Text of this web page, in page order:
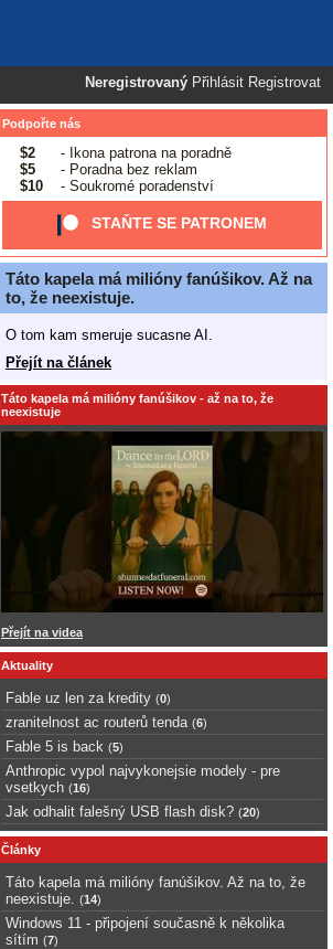
Neregistrovaný Přihlásit Registrovat
Podpořte nás
$2
- Ikona patrona na poradně
$5
- Poradna bez reklam
$10
- Soukromé poradenství
STAŇTE SE PATRONEM
Táto kapela má milióny fanúšikov. Až na
to, že neexistuje.
O tom kam smeruje sucasne AI.
Přejít na článek
Táto kapela má milióny fanúšikov - až na to, že
neexistuje
Přejít na videa
Aktuality
Fable uz len za kredity (0)
zranitelnost ac routerů tenda (6)
Fable 5 is back (5)
Anthropic vypol najvykonejsie modely - pre
vsetkych (16)
Jak odhalit falešný USB flash disk? (20)
Články
Táto kapela má milióny fanúšikov. Až na to, že
neexistuje.
(14)
Windows 11 - připojení současně k několika
sítím (7)